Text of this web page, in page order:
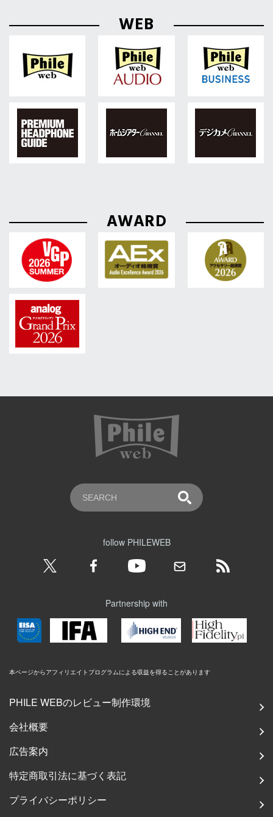
WEB
AWARD
follow PHILEWEB
Partnership with
本ページからアフィリエイトプログラムによる収益を得ることがあります
PHILE WEBのレビュー制作環境
会社概要
広告案内
特定商取引法に基づく表記
プライバシーポリシー